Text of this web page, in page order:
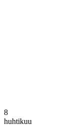
8
huhtikuu